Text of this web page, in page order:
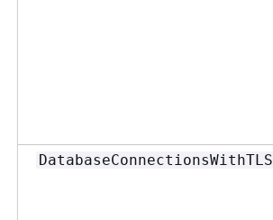
DatabaseConnectionsWithTLS